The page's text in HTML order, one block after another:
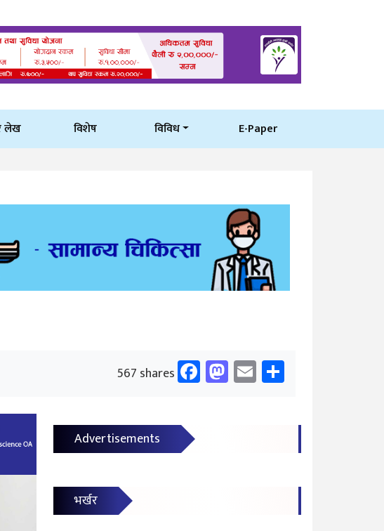
लेख विशेष विविध E-Paper
567 shares Facebook
Mastodon
Email
Advertisements
भर्खर